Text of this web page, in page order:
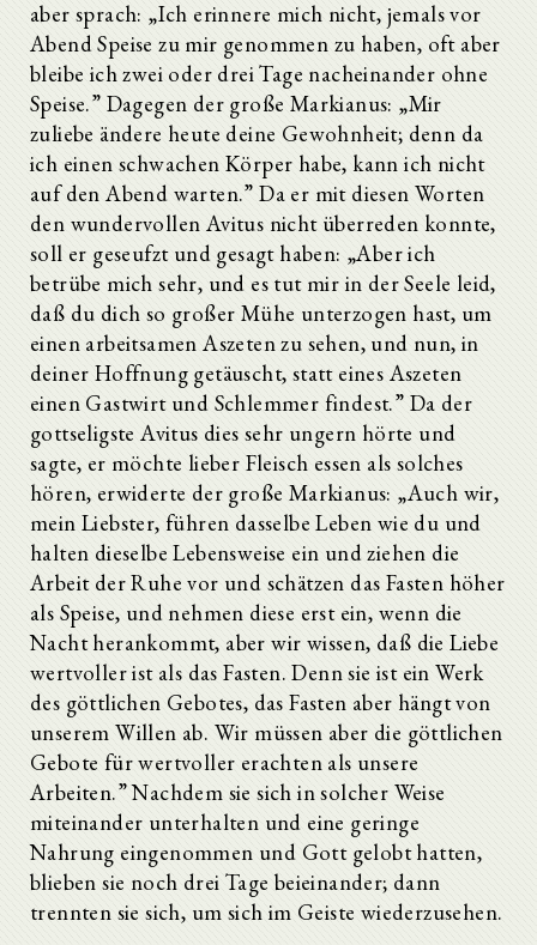
aber sprach: „Ich erinnere mich nicht, jemals vor
Abend Speise zu mir genommen zu haben, oft aber
bleibe ich zwei oder drei Tage nacheinander ohne
Speise.” Dagegen der große Markianus: „Mir
zuliebe ändere heute deine Gewohnheit; denn da
ich einen schwachen Körper habe, kann ich nicht
auf den Abend warten.” Da er mit diesen Worten
den wundervollen Avitus nicht überreden konnte,
soll er geseufzt und gesagt haben: „Aber ich
betrübe mich sehr, und es tut mir in der Seele leid,
daß du dich so großer Mühe unterzogen hast, um
einen arbeitsamen Aszeten zu sehen, und nun, in
deiner Hoffnung getäuscht, statt eines Aszeten
einen Gastwirt und Schlemmer findest.” Da der
gottseligste Avitus dies sehr ungern hörte und
sagte, er möchte lieber Fleisch essen als solches
hören, erwiderte der große Markianus: „Auch wir,
mein Liebster, führen dasselbe Leben wie du und
halten dieselbe Lebensweise ein und ziehen die
Arbeit der Ruhe vor und schätzen das Fasten höher
als Speise, und nehmen diese erst ein, wenn die
Nacht herankommt, aber wir wissen, daß die Liebe
wertvoller ist als das Fasten. Denn sie ist ein Werk
des göttlichen Gebotes, das Fasten aber hängt von
unserem Willen ab. Wir müssen aber die göttlichen
Gebote für wertvoller erachten als unsere
Arbeiten.” Nachdem sie sich in solcher Weise
miteinander unterhalten und eine geringe
Nahrung eingenommen und Gott gelobt hatten,
blieben sie noch drei Tage beieinander; dann
trennten sie sich, um sich im Geiste wiederzusehen.